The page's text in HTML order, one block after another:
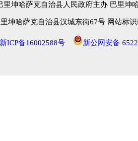
里坤哈萨克自治县人民政府主办 巴里坤
坤哈萨克自治县汉城东街67号 网站标
新ICP备16002588号 新公网安备